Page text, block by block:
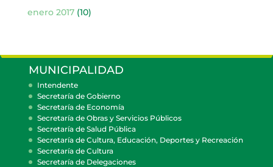
enero 2017(10)
MUNICIPALIDAD
Intendente
Secretaría de Gobierno
Secretaría de Economía
Secretaría de Obras y Servicios Públicos
Secretaría de Salud Pública
Secretaría de Cultura, Educación, Deportes y Recreación
Secretaría de Cultura
Secretaría de Delegaciones